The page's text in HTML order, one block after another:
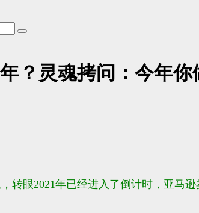
？灵魂拷问：今年
转眼2021年已经进入了倒计时，亚马逊